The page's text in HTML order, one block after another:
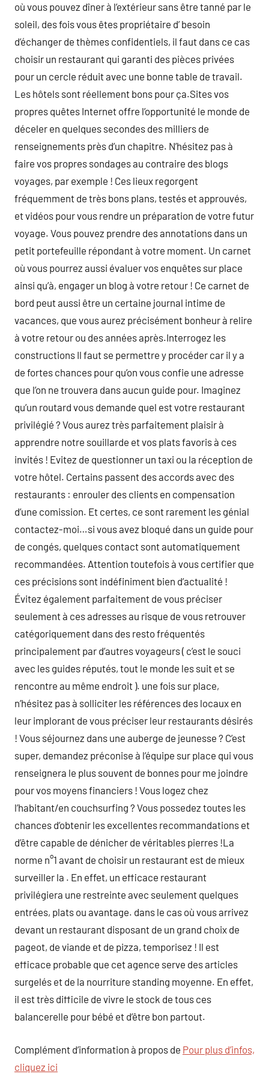
où vous pouvez dîner à l’extérieur sans être tanné par le
soleil, des fois vous êtes propriétaire d’ besoin
d’échanger de thèmes confidentiels, il faut dans ce cas
choisir un restaurant qui garanti des pièces privées
pour un cercle réduit avec une bonne table de travail.
Les hôtels sont réellement bons pour ça.Sites vos
propres quêtes Internet offre l’opportunité le monde de
déceler en quelques secondes des milliers de
renseignements près d’un chapitre. N’hésitez pas à
faire vos propres sondages au contraire des blogs
voyages, par exemple ! Ces lieux regorgent
fréquemment de très bons plans, testés et approuvés,
et vidéos pour vous rendre un préparation de votre futur
voyage. Vous pouvez prendre des annotations dans un
petit portefeuille répondant à votre moment. Un carnet
où vous pourrez aussi évaluer vos enquêtes sur place
ainsi qu’à, engager un blog à votre retour ! Ce carnet de
bord peut aussi être un certaine journal intime de
vacances, que vous aurez précisément bonheur à relire
à votre retour ou des années après.Interrogez les
constructions Il faut se permettre y procéder car il y a
de fortes chances pour qu’on vous confie une adresse
que l’on ne trouvera dans aucun guide pour. Imaginez
qu’un routard vous demande quel est votre restaurant
privilégié ? Vous aurez très parfaitement plaisir à
apprendre notre souillarde et vos plats favoris à ces
invités ! Evitez de questionner un taxi ou la réception de
votre hôtel. Certains passent des accords avec des
restaurants : enrouler des clients en compensation
d’une comission. Et certes, ce sont rarement les génial
contactez-moi…si vous avez bloqué dans un guide pour
de congés, quelques contact sont automatiquement
recommandées. Attention toutefois à vous certifier que
ces précisions sont indéfiniment bien d’actualité !
Évitez également parfaitement de vous préciser
seulement à ces adresses au risque de vous retrouver
catégoriquement dans des resto fréquentés
principalement par d’autres voyageurs ( c’est le souci
avec les guides réputés, tout le monde les suit et se
rencontre au même endroit ). une fois sur place,
n’hésitez pas à solliciter les références des locaux en
leur implorant de vous préciser leur restaurants désirés
! Vous séjournez dans une auberge de jeunesse ? C’est
super, demandez préconise à l’équipe sur place qui vous
renseignera le plus souvent de bonnes pour me joindre
pour vos moyens financiers ! Vous logez chez
l’habitant/en couchsurfing ? Vous possedez toutes les
chances d’obtenir les excellentes recommandations et
d’être capable de dénicher de véritables pierres !La
norme n°1 avant de choisir un restaurant est de mieux
surveiller la . En effet, un efficace restaurant
privilégiera une restreinte avec seulement quelques
entrées, plats ou avantage. dans le cas où vous arrivez
devant un restaurant disposant de un grand choix de
pageot, de viande et de pizza, temporisez ! Il est
efficace probable que cet agence serve des articles
surgelés et de la nourriture standing moyenne. En effet,
il est très difficile de vivre le stock de tous ces
balancerelle pour bébé et d’être bon partout.
Complément d’information à propos de Pour plus d’infos,
cliquez ici